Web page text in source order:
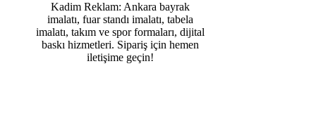
Kadim Reklam: Ankara bayrak
imalatı, fuar standı imalatı, tabela
imalatı, takım ve spor formaları, dijital
baskı hizmetleri. Sipariş için hemen
iletişime geçin!